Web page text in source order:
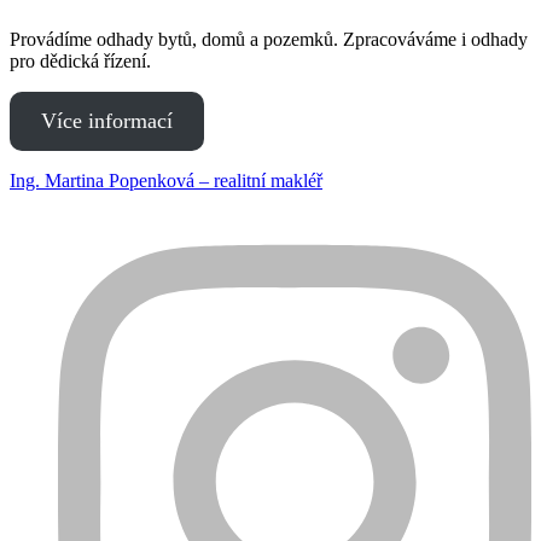
Provádíme odhady bytů, domů a pozemků. Zpracováváme i odhady
pro dědická řízení.
Více informací
Ing. Martina Popenková – realitní makléř